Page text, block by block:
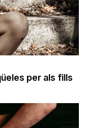
per als fills